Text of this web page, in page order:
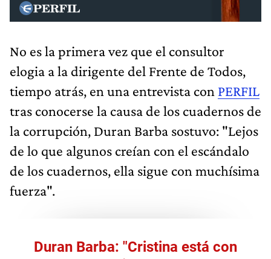
No es la primera vez que el consultor
elogia a la dirigente del Frente de Todos,
tiempo atrás, en una entrevista con PERFIL
tras conocerse la causa de los cuadernos de
la corrupción, Duran Barba sostuvo: "Lejos
de lo que algunos creían con el escándalo
de los cuadernos, ella sigue con muchísima
fuerza".
Duran Barba: "Cristina está con